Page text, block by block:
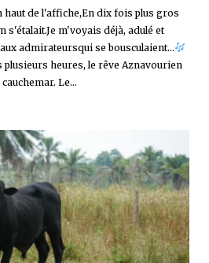
haut de l'affiche,En dix fois plus gros
m'voyais déjà, adulé et
admirateursqui se bousculaient...
plusieurs heures, le rêve Aznavourien
Le...